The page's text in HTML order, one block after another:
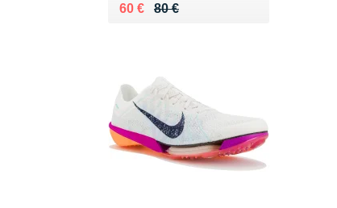
80 €
Au lieu de 80 €
60 €
Vendu 60 €